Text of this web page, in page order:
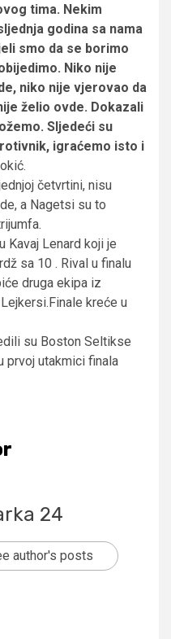
tima. Nekim
godina sa nama
smo da se borimo
Niko nije
niko nije vjerovao da
želio ovde. Dokazali
Sljedeći su
igraćemo isto i
četvrtini, nisu
a Nagetsi su to
Kavaj Lenard koji je
sa 10 . Rival u finalu
druga ekipa iz
kreće u
su Boston Seltikse
prvoj utakmici finala
24
author's posts